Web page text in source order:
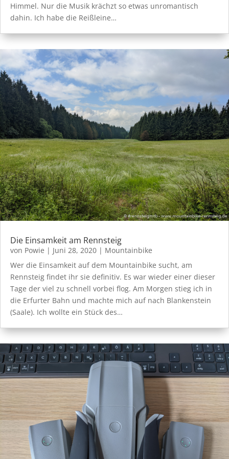
Himmel. Nur die Musik krächzt so etwas unromantisch
dahin. Ich habe die Reißleine…
Die Einsamkeit am Rennsteig
von Powie | Juni 28, 2020 | Mountainbike
Wer die Einsamkeit auf dem Mountainbike sucht, am
Rennsteig findet ihr sie definitiv. Es war wieder einer dieser
Tage der viel zu schnell vorbei flog. Am Morgen stieg ich in
die Erfurter Bahn und machte mich auf nach Blankenstein
(Saale). Ich wollte ein Stück des…